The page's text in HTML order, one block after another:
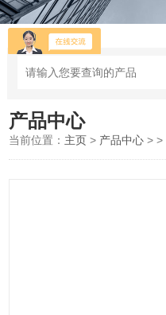
产品中心
当前位置： 主页 > 产品中心 > >